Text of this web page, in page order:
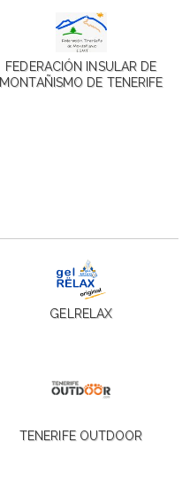
FEDERACIÓN INSULAR DE
MONTAÑISMO DE TENERIFE
GELRELAX
TENERIFE OUTDOOR